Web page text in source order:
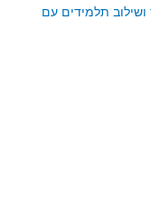
ושילוב תלמידים עם